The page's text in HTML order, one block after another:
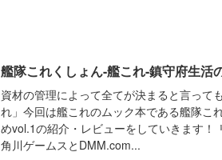
艦隊これくしょん-艦これ-鎮守府生活
資材の管理によって全てが決まると言って
れ」今回は艦これのムック本である艦隊こ
めvol.1の紹介・レビューをしていきます！
角川ゲームスとDMM.com...